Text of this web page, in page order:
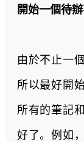
開始一個待
由於不止一
所以最好開
所有的筆記
好了。例如